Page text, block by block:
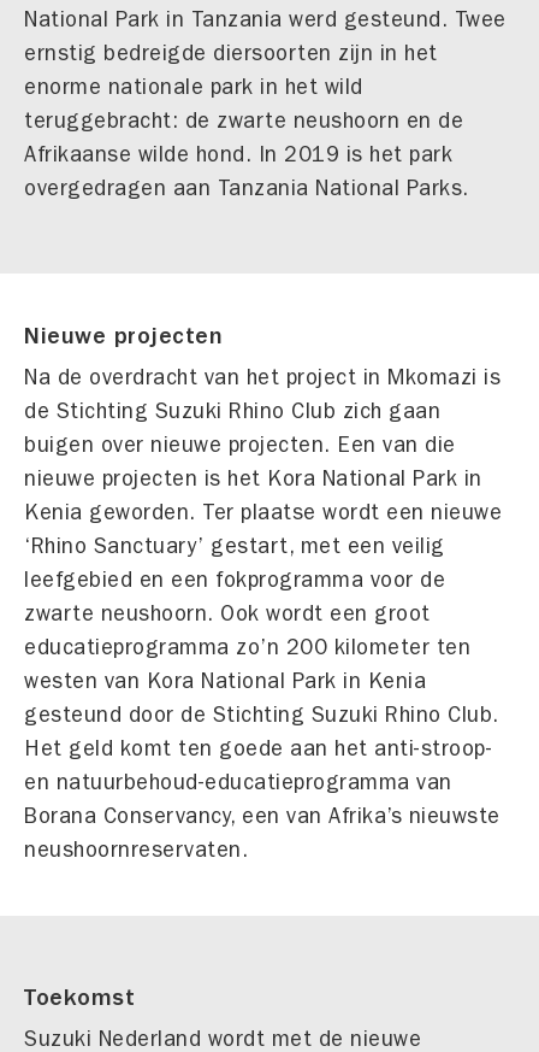
National Park in Tanzania werd gesteund. Twee
ernstig bedreigde diersoorten zijn in het
enorme nationale park in het wild
teruggebracht: de zwarte neushoorn en de
Afrikaanse wilde hond. In 2019 is het park
overgedragen aan Tanzania National Parks.
Nieuwe projecten
Na de overdracht van het project in Mkomazi is
de Stichting Suzuki Rhino Club zich gaan
buigen over nieuwe projecten. Een van die
nieuwe projecten is het Kora National Park in
Kenia geworden. Ter plaatse wordt een nieuwe
‘Rhino Sanctuary’ gestart, met een veilig
leefgebied en een fokprogramma voor de
zwarte neushoorn. Ook wordt een groot
educatieprogramma zo’n 200 kilometer ten
westen van Kora National Park in Kenia
gesteund door de Stichting Suzuki Rhino Club.
Het geld komt ten goede aan het anti-stroop-
en natuurbehoud-educatieprogramma van
Borana Conservancy, een van Afrika’s nieuwste
neushoornreservaten.
Toekomst
Suzuki Nederland wordt met de nieuwe